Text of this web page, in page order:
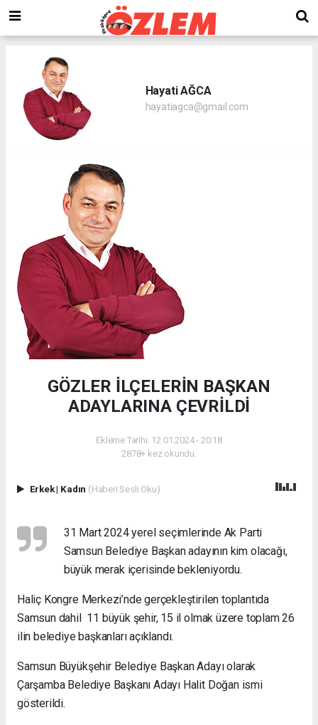
Hayati AĞCA
hayatiagca@gmail.com
GÖZLER İLÇELERİN BAŞKAN
ADAYLARINA ÇEVRİLDİ
Ekleme Tarihi: 12.01.2024 - 20:18
2878+ kez okundu.
Erkek| Kadın (Haberi Sesli Oku)
31 Mart 2024 yerel seçimlerinde Ak Parti
Samsun Belediye Başkan adayının kim olacağı,
büyük merak içerisinde bekleniyordu.
Haliç Kongre Merkezi’nde gerçekleştirilen toplantıda
Samsun dahil 11 büyük şehir, 15 il olmak üzere toplam 26
ilin belediye başkanları açıklandı.
Samsun Büyükşehir Belediye Başkan Adayı olarak
Çarşamba Belediye Başkanı Adayı Halit Doğan ismi
gösterildi.